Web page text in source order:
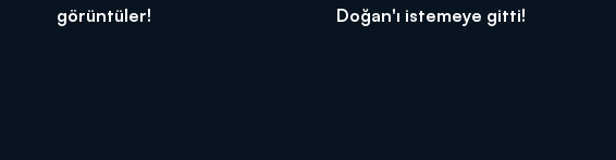
görüntüler!
Doğan'ı istemeye gitti!